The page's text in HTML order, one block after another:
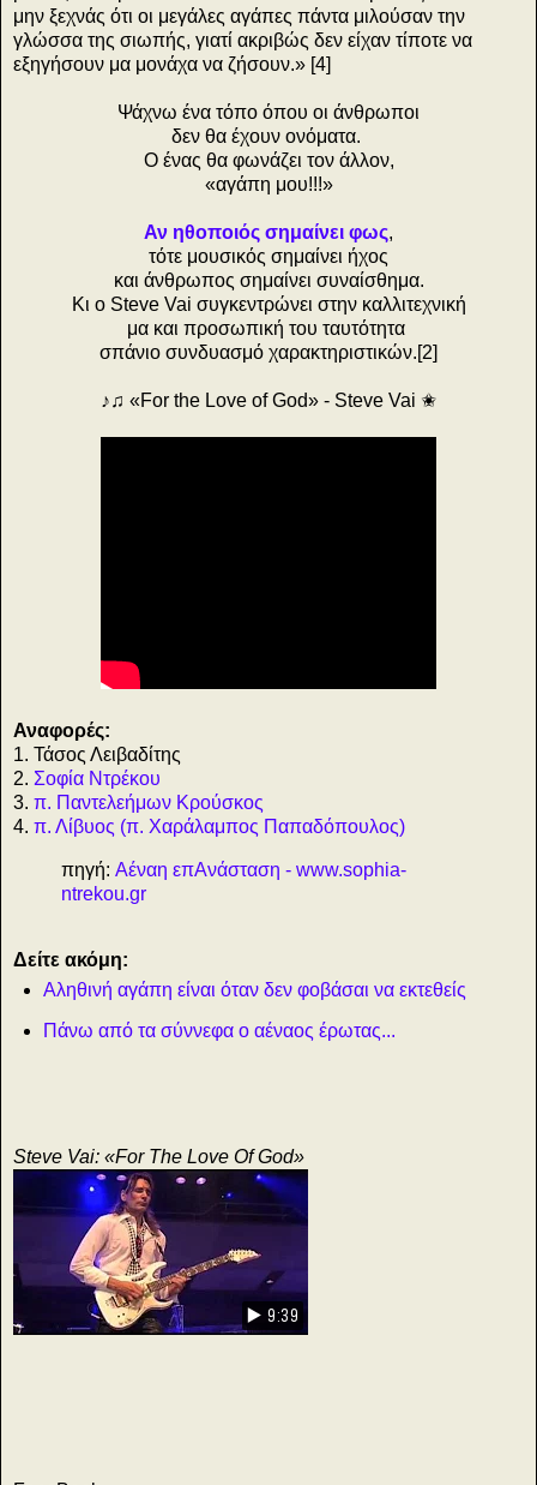
μην ξεχνάς ότι οι μεγάλες αγάπες πάντα μιλούσαν την
γλώσσα της σιωπής, γιατί ακριβώς δεν είχαν τίποτε να
εξηγήσουν μα μονάχα να ζήσουν.» [4]
Ψάχνω ένα τόπο όπου οι άνθρωποι
δεν θα έχουν ονόματα.
Ο ένας θα φωνάζει τον άλλον,
«αγάπη μου!!!»
Αν ηθοποιός σημαίνει φως,
τότε μουσικός σημαίνει ήχος
και άνθρωπος σημαίνει συναίσθημα.
Κι ο Steve Vai συγκεντρώνει στην καλλιτεχνική
μα και προσωπική του ταυτότητα
σπάνιο συνδυασμό χαρακτηριστικών.[2]
♪♫ «For the Love of God» - Steve Vai ✬
Αναφορές:
1. Τάσος Λειβαδίτης
2. Σοφία Ντρέκου
3. π. Παντελεήμων Κρούσκος
4. π. Λίβυος (π. Χαράλαμπος Παπαδόπουλος)
πηγή: Αέναη επΑνάσταση - www.sophia-
ntrekou.gr
Δείτε ακόμη:
Αληθινή αγάπη είναι όταν δεν φοβάσαι να εκτεθείς
Πάνω από τα σύννεφα ο αέναος έρωτας...
Steve Vai: «For The Love Of God»
▶️ 9:39